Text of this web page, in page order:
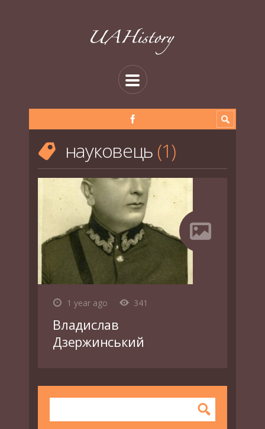
науковець 1
1 year ago 341
Владислав
Дзержинський